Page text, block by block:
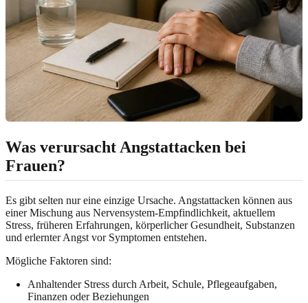
Was verursacht Angstattacken bei
Frauen?
Es gibt selten nur eine einzige Ursache. Angstattacken können aus
einer Mischung aus Nervensystem-Empfindlichkeit, aktuellem
Stress, früheren Erfahrungen, körperlicher Gesundheit, Substanzen
und erlernter Angst vor Symptomen entstehen.
Mögliche Faktoren sind:
Anhaltender Stress durch Arbeit, Schule, Pflegeaufgaben,
Finanzen oder Beziehungen